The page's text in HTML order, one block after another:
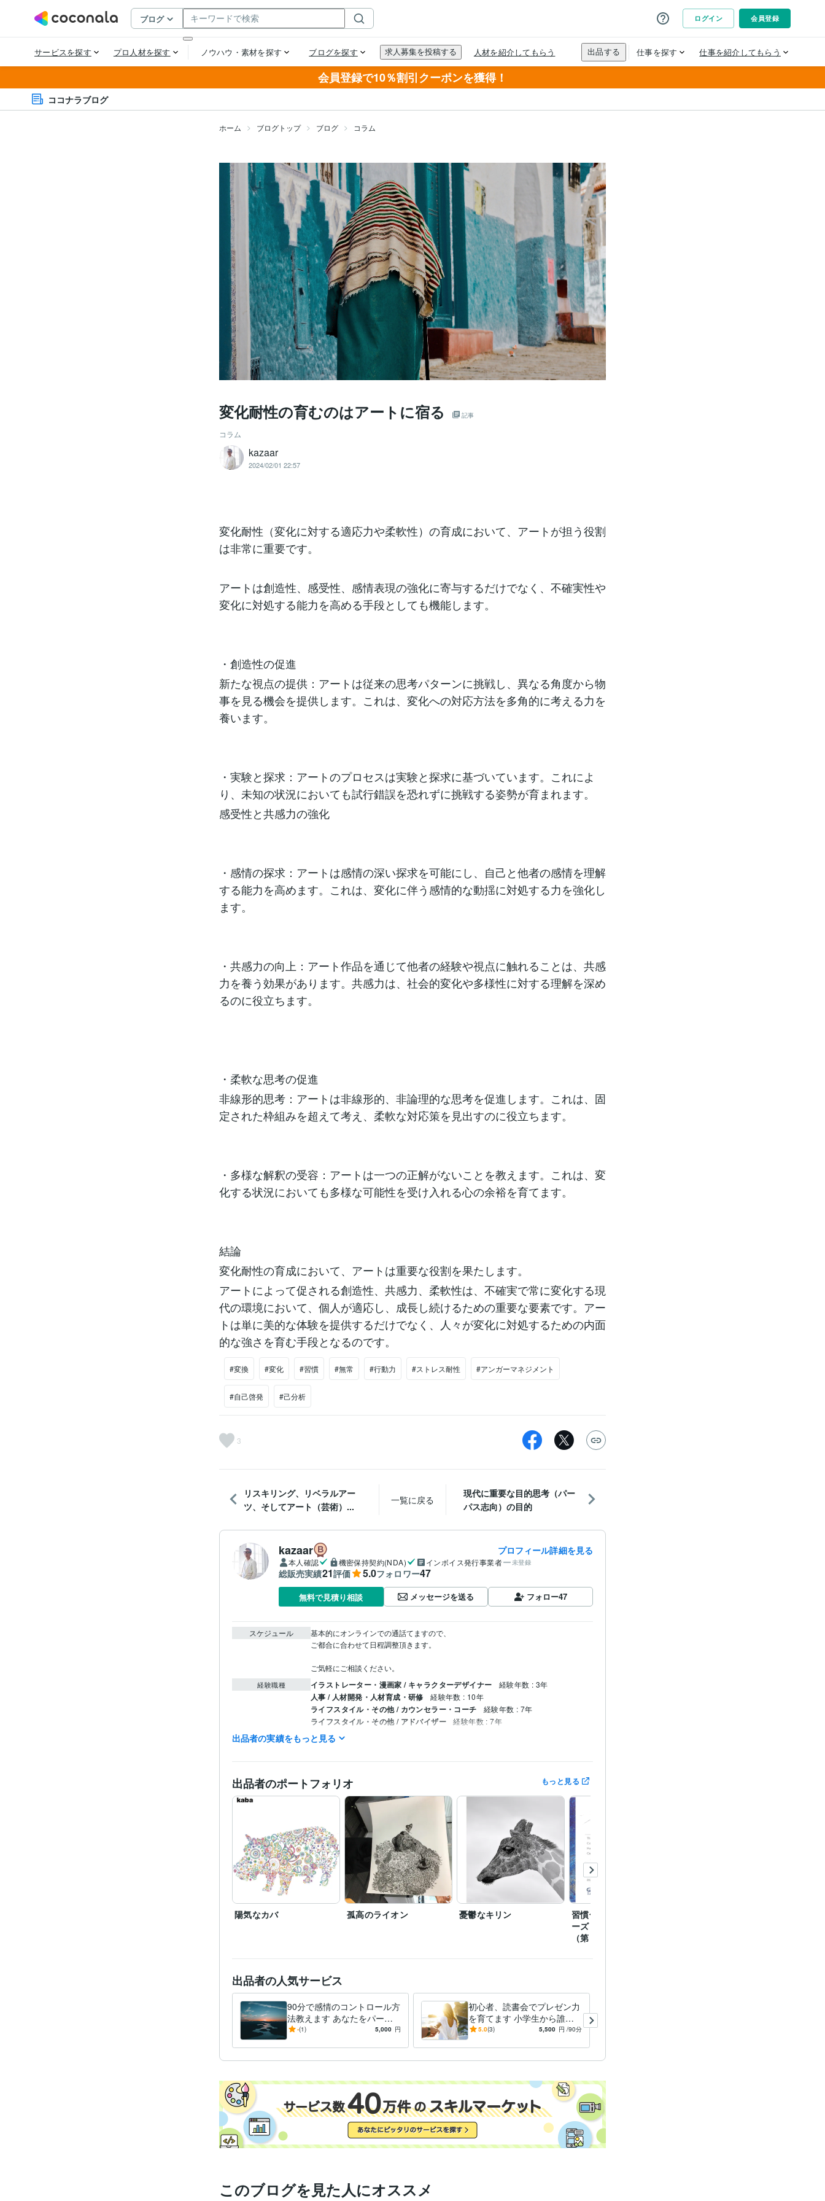
会員登録で10％割引クーポンを獲得！
ココナラブログ
ホーム ブログトップ ブログ コラム
変化耐性の育むのはアートに宿る 記事
コラム
kazaar
2024/02/01 22:57
変化耐性（変化に対する適応力や柔軟性）の育成において、アートが担う役割
は非常に重要です。
アートは創造性、感受性、感情表現の強化に寄与するだけでなく、不確実性や
変化に対処する能力を高める手段としても機能します。
・創造性の促進
新たな視点の提供：アートは従来の思考パターンに挑戦し、異なる角度から物
事を見る機会を提供します。これは、変化への対応方法を多角的に考える力を
養います。
・実験と探求：アートのプロセスは実験と探求に基づいています。これによ
り、未知の状況においても試行錯誤を恐れずに挑戦する姿勢が育まれます。
感受性と共感力の強化
・感情の探求：アートは感情の深い探求を可能にし、自己と他者の感情を理解
する能力を高めます。これは、変化に伴う感情的な動揺に対処する力を強化し
ます。
・共感力の向上：アート作品を通じて他者の経験や視点に触れることは、共感
力を養う効果があります。共感力は、社会的変化や多様性に対する理解を深め
るのに役立ちます。
・柔軟な思考の促進
非線形的思考：アートは非線形的、非論理的な思考を促進します。これは、固
定された枠組みを超えて考え、柔軟な対応策を見出すのに役立ちます。
・多様な解釈の受容：アートは一つの正解がないことを教えます。これは、変
化する状況においても多様な可能性を受け入れる心の余裕を育てます。
結論
変化耐性の育成において、アートは重要な役割を果たします。
アートによって促される創造性、共感力、柔軟性は、不確実で常に変化する現
代の環境において、個人が適応し、成長し続けるための重要な要素です。アー
トは単に美的な体験を提供するだけでなく、人々が変化に対処するための内面
的な強さを育む手段となるのです。
#変換 #変化 #習慣 #無常 #行動力 #ストレス耐性 #アンガーマネジメント
#自己啓発 #己分析
3
リスキリング、リベラルアー
ツ、そしてアート（芸術）...
一覧に戻る
現代に重要な目的思考（パー
パス志向）の目的
kazaar プロフィール詳細を見る
本人確認 機密保持契約(NDA) インボイス発行事業者 未登録
総販売実績21評価 5.0フォロワー47
無料で見積り相談 メッセージを送る フォロー47
スケジュール
基本的にオンラインでの通話てますので、
ご都合に合わせて日程調整頂きます。
ご気軽にご相談ください。
経験職種 イラストレーター・漫画家 / キャラクターデザイナー 経験年数 : 3年
人事 / 人材開発・人材育成・研修 経験年数 : 10年
ライフスタイル・その他 / カウンセラー・コーチ 経験年数 : 7年
ライフスタイル・その他 / アドバイザー 経験年数 : 7年
職歴 リーフラス株式会社
継続力を１０倍向上させる仕組みづくりと思考法
ビジネス・クリエイ
ティブツール
PowerPoint:10年
学習指導・資格・キャリア相談 コーチングスキル
29期NLPプラクティショナー
コース終了
習慣化トレーナー養成コース 第2期 修了
フォトリーディングスキル
オンラインNLPプラクティショナーコース
セルフマネジメント 習慣 継続力 リーダーシップ 速読
セルフコントロール
思考
マインドセット マネジメント 集中力
デザイン制作 動物等のデザイン、プロダクトアート
デザイン 集中 ビジョン 習慣
語学力 英語 日常会話レベル
出品者の実績をもっと見る
出品者のポートフォリオ もっと見る
陽気なカバ 孤高のライオン 憂鬱なキリン
習慣化実践塾・トレーナ
ーズトレーニングコース
（第１期）修了証
出品者の人気サービス
90分で感情のコントロール方
法教えます あなたをパーソ
ナルコーチングしてアンガー
-(1) 5,000 円
初心者、読書会でプレゼン力
を育てます 小学生から誰で
も短時間で情報収集からプレ
5.0(3) 5,500 円 /90分
このブログを見た人にオススメ